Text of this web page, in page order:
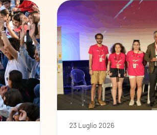
23 Luglio 2026